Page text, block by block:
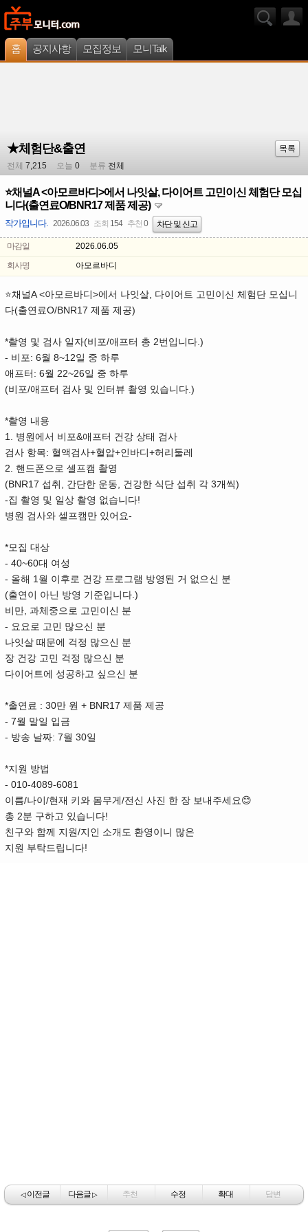
홈 공지사항 모집정보 모니Talk
★체험단&출연
목록
전체 7,215 오늘 0 분류 전체
⭐채널A <아모르바디>에서 나잇살, 다이어트 고민이신 체험단 모십
니다(출연료O/BNR17 제품 제공)
작가입니다. 2026.06.03 조회 154 추천 0 차단 및 신고
마감일
2026.06.05
회사명
아모르바디
⭐채널A <아모르바디 >에서 나잇살, 다이어트 고민이신 체험단 모십니
다(출연료O/BNR17 제품 제공)
*촬영 및 검사 일자(비포/애프터 총 2번입니다.)
- 비포: 6월 8~12일 중 하루
애프터 : 6월 22~26일 중 하루
(비포/애프터 검사 및 인터뷰 촬영 있습니다.)
*촬영 내용
1. 병원에서 비포&애프터 건강 상태 검사
검사 항목: 혈액검사+혈압+인바디 +허리둘레
2. 핸드폰으로 셀프캠 촬영
(BNR17 섭취 , 간단한 운동, 건강한 식단 섭취 각 3개씩)
-집 촬영 및 일상 촬영 없습니다!
병원 검사와 셀프캠만 있어요-
*모집 대상
- 40~60대 여성
- 올해 1월 이후로 건강 프로그램 방영된 거 없으신 분
(출연이 아닌 방영 기준입니다.)
비만, 과체중으로 고민이신 분
- 요요로 고민 많으신 분
나잇살 때문에 걱정 많으신 분
장 건강 고민 걱정 많으신 분
다이어트에 성공하고 싶으신 분
*출연료 : 30만 원 + BNR17 제품 제공
- 7월 말일 입금
- 방송 날짜: 7월 30일
*지원 방법
- 010-4089-6081
이름/나이 /현재 키와 몸무게 /전신 사진 한 장 보내주세요😊
총 2분 구하고 있습니다!
친구와 함께 지원/지인 소개도 환영이니 많은
지원 부탁드립니다!
◁이전글 다음글▷ 추천 수정 확대 답변